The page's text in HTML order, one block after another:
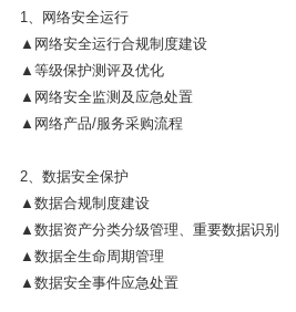
1、网络安全运行
▲网络安全运行合规制度建设
▲等级保护测评及优化
▲网络安全监测及应急处置
▲网络产品/服务采购流程
2、数据安全保护
▲数据合规制度建设
▲数据资产分类分级管理、重要数据识别
▲数据全生命周期管理
▲数据安全事件应急处置